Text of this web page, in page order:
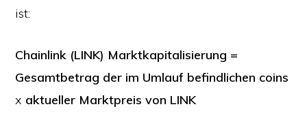
ist:
Chainlink (LINK) Marktkapitalisierung =
Gesamtbetrag der im Umlauf befindlichen coins
x aktueller Marktpreis von LINK